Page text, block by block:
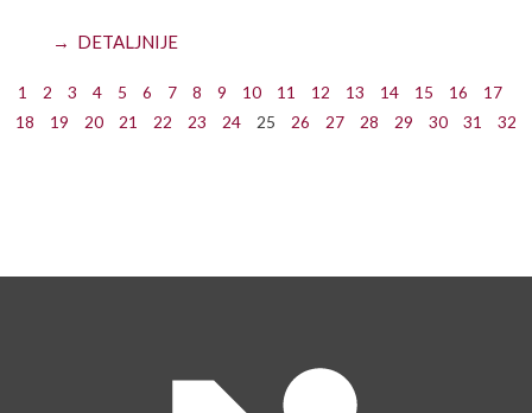
→ DETALJNIJE
1 2 3 4 5 6 7 8 9 10 11 12 13 14 15 16
17
18
19 20 21 22 23 24 25 26 27 28 29 30 31 32